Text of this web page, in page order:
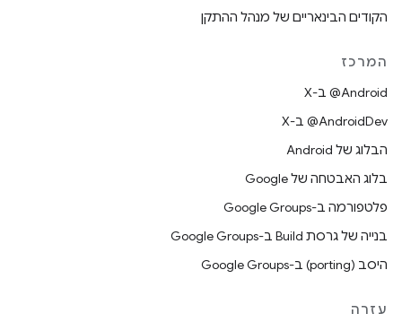
הקודים הבינאריים של מנהל ההתקן
המרכז
‫‎@Android ב-X
‫‎@AndroidDev ב-X
הבלוג של Android
בלוג האבטחה של Google
פלטפורמה ב-Google Groups
בנייה של גרסת Build ב-Google Groups
היסב (porting) ב-Google Groups
עזרה